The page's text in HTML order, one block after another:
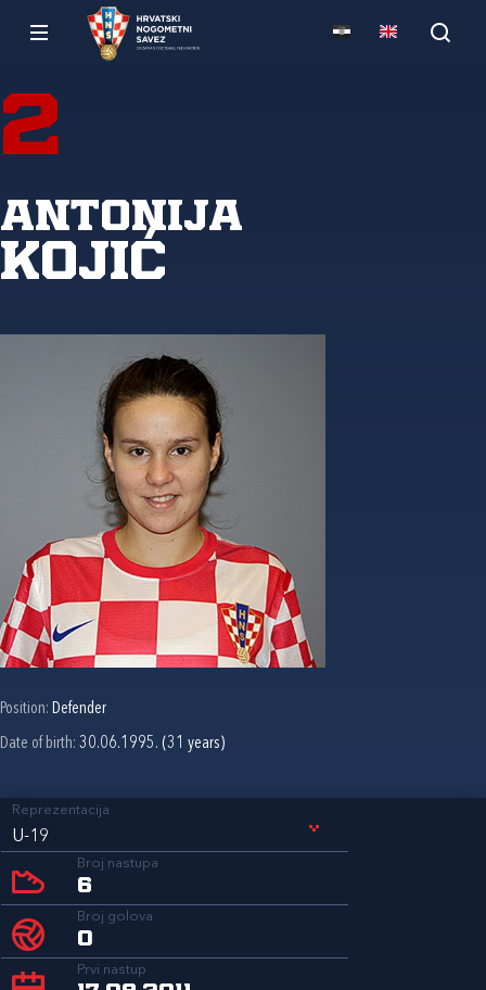
2
Antonija
Kojić
Position: Defender
Date of birth: 30.06.1995. (31 years)
Reprezentacija
U-19
Broj nastupa
6
Broj golova
0
Prvi nastup